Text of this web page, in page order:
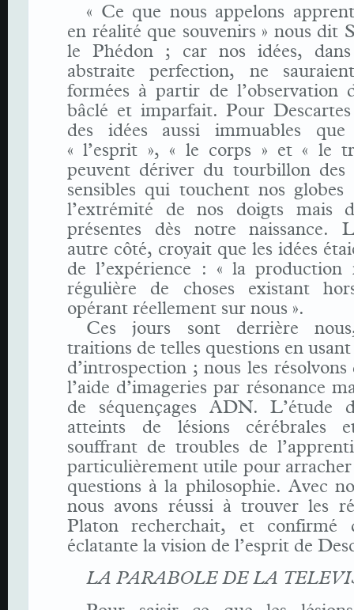
« Ce que nous appelons
en réalité que souvenirs » nous dit
le Phédon ; car nos idées,
abstraite perfection, ne
formées à partir de l’observation
bâclé et imparfait. Pour
des idées aussi immuables
« l’esprit », « le corps » et « le
peuvent dériver du tourbillon des
sensibles qui touchent nos globes
l’extrémité de nos doigts mais
présentes dès notre naissance.
autre côté, croyait que les idées
de l’expérience : « la production
régulière de choses existant
opérant réellement sur nous ».
Ces jours sont derrière
traitions de telles questions en
d’introspection ; nous les résolvons
l’aide d’imageries par résonance
de séquençages ADN. L’étude
atteints de lésions cérébrales
souffrant de troubles de
particulièrement utile pour arracher
questions à la philosophie. Avec
nous avons réussi à trouver les
Platon recherchait, et confirmé
éclatante la vision de l’esprit de
LA PARABOLE DE LA